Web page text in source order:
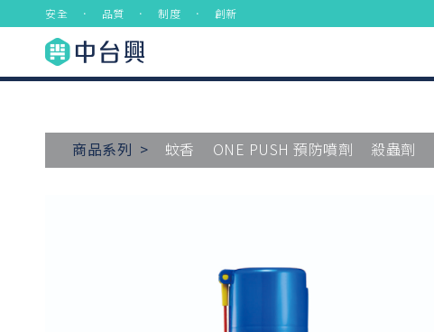
安全 ． 品質 ． 制度 ． 創新
商品系列 > 蚊香 ONE PUSH 預防噴劑 殺蟲劑